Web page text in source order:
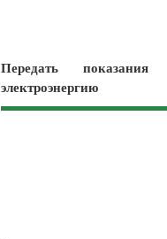
Передать
электроэнергию